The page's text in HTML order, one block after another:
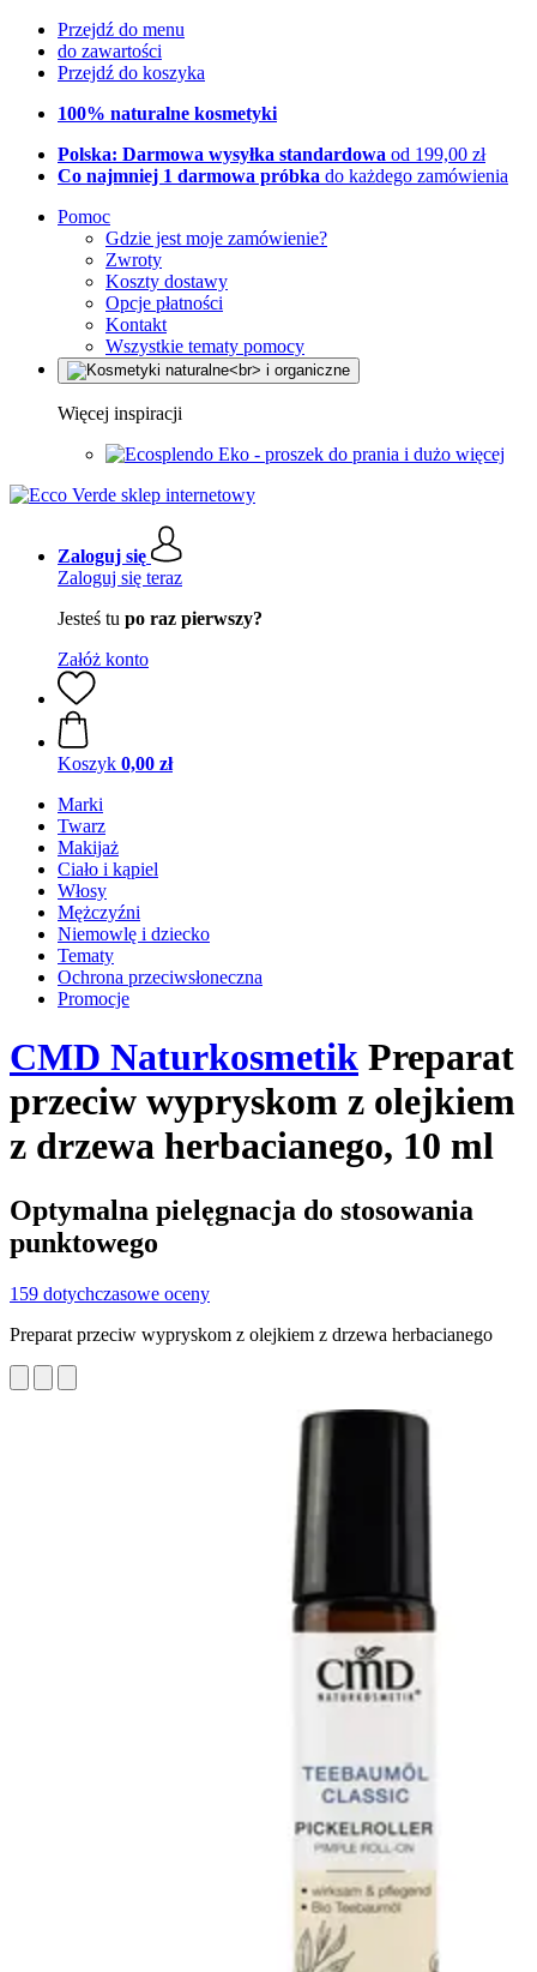
Przejdź do menu
do zawartości
Przejdź do koszyka
100% naturalne kosmetyki
Polska: Darmowa wysyłka standardowa od 199,00 zł
Co najmniej 1 darmowa próbka do każdego zamówienia
Pomoc
Gdzie jest moje zamówienie?
Zwroty
Koszty dostawy
Opcje płatności
Kontakt
Wszystkie tematy pomocy
Więcej inspiracji
Eko - proszek do prania i dużo więcej
Zaloguj się
Zaloguj się teraz
Jesteś tu po raz pierwszy?
Załóż konto
Koszyk 0,00 zł
Marki
Twarz
Makijaż
Ciało i kąpiel
Włosy
Mężczyźni
Niemowlę i dziecko
Tematy
Ochrona przeciwsłoneczna
Promocje
CMD Naturkosmetik Preparat
przeciw wypryskom z olejkiem
z drzewa herbacianego, 10 ml
Optymalna pielęgnacja do stosowania
punktowego
159 dotychczasowe oceny
Preparat przeciw wypryskom z olejkiem z drzewa herbacianego